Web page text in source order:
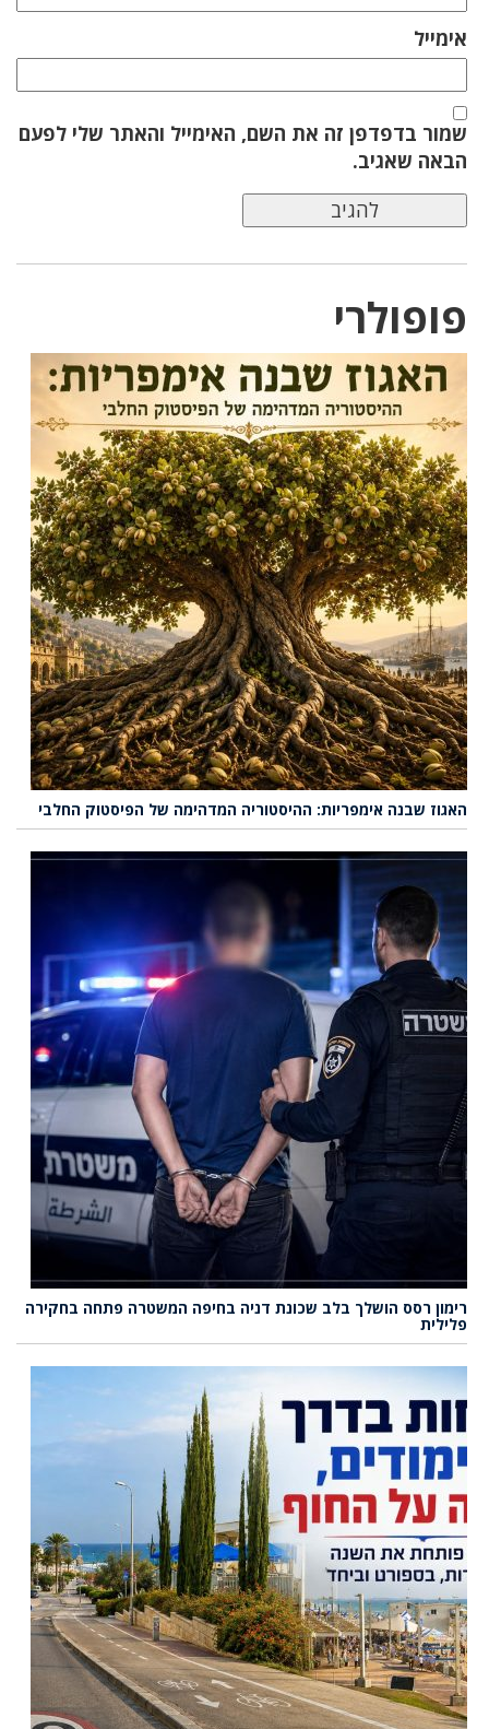
אימייל
שמור בדפדפן זה את השם, האימייל והאתר שלי לפעם
הבאה שאגיב.
פופולרי
האגוז שבנה אימפריות: ההיסטוריה המדהימה של הפיסטוק החלבי
רימון רסס הושלך בלב שכונת דניה בחיפה המשטרה פתחה בחקירה
פלילית